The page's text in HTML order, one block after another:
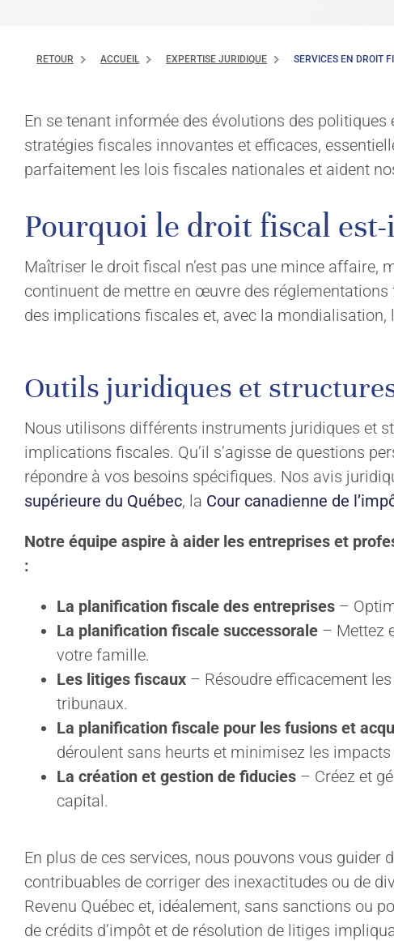
RETOUR ACCUEIL EXPERTISE JURIDIQUE SERVICES EN DROIT
En se tenant informée des évolutions des
stratégies fiscales innovantes et efficaces,
parfaitement les lois fiscales nationales et aident
Pourquoi le droit fiscal
Maîtriser le droit fiscal n’est pas une mince affaire,
continuent de mettre en œuvre des
des implications fiscales et, avec la
Outils juridiques et
Nous utilisons différents instruments juridiques et
implications fiscales. Qu’il s’agisse de questions
répondre à vos besoins spécifiques. Nos avis
supérieure du Québec, la Cour canadienne de
Notre équipe aspire à aider les entreprises et
:
La planification fiscale des entreprises –
La planification fiscale successorale – Mettez
votre famille.
Les litiges fiscaux – Résoudre efficacement
tribunaux.
La planification fiscale pour les fusions et
déroulent sans heurts et minimisez les impacts
La création et gestion de fiducies – Créez et
capital.
En plus de ces services, nous pouvons vous guider
contribuables de corriger des inexactitudes ou de
Revenu Québec et, idéalement, sans sanctions ou
de crédits d’impôt et de résolution de litiges